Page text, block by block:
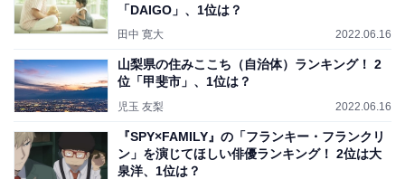
「DAIGO」、1位は？
田中 寛大 2022.06.16
山梨県の住みここち（自治体）ランキング！ 2
位「甲斐市」、1位は？
児玉 友梨 2022.06.16
『SPY×FAMILY』の「フランキー・フランクリ
ン」を演じてほしい俳優ランキング！ 2位は大
泉洋、1位は？